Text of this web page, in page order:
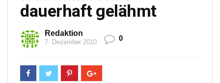
dauerhaft gelähmt
Redaktion
7. Dezember 2010 0